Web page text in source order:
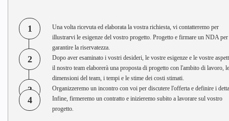
1
Una volta ricevuta ed elaborata la vostra richiesta, vi contatteremo per
illustrarvi le esigenze del vostro progetto. Progetto e firmare un NDA per
garantire la riservatezza.
2
Dopo aver esaminato i vostri desideri, le vostre esigenze e le vostre
il nostro team elaborerà una proposta di progetto con l'ambito di lavoro, le
dimensioni del team, i tempi e le stime dei costi stimati.
3 Organizzeremo un incontro con voi per discutere l'offerta e definire i
4
Infine, firmeremo un contratto e inizieremo subito a lavorare sul vostro
progetto.